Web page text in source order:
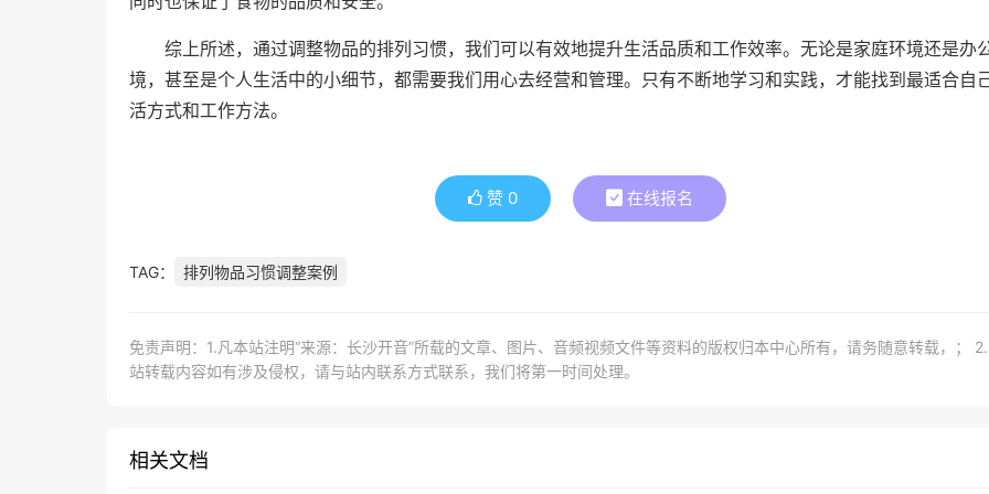
综上所述，通过调整物品的排列习惯，我们可以有效地提升生活品质和工作效率。无论是家庭环境还是办
境，甚至是个人生活中的小细节，都需要我们用心去经营和管理。只有不断地学习和实践，才能找到最适合自
活方式和工作方法。
赞 0 在线报名
TAG： 排列物品习惯调整案例
免责声明：1.凡本站注明“来源：长沙开音”所载的文章、图片、音频视频文件等资料的版权归本中心所有，请务随意转载，；
站转载内容如有涉及侵权，请与站内联系方式联系，我们将第一时间处理。
相关文档